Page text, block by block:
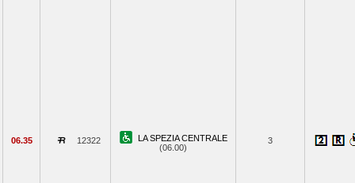
06.35 12322
LA SPEZIA CENTRALE
(06.00)
3